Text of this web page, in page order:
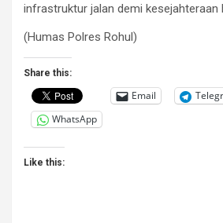
infrastruktur jalan demi kesejahteraan
(Humas Polres Rohul)
Share this:
Email
WhatsApp
Like this: